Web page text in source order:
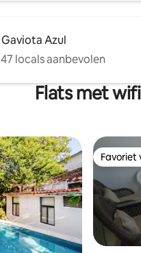
Gaviota Azul
locals aanbevolen
Flats met wifi
Favoriet
Favoriet